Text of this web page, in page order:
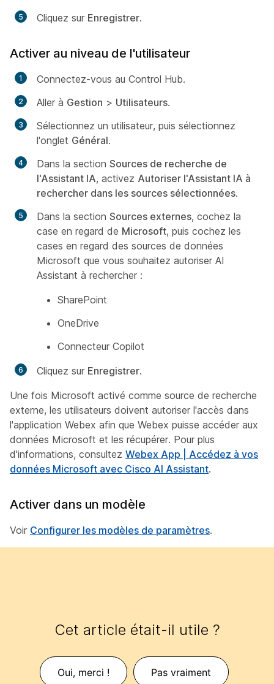
Cliquez sur Enregistrer.
Activer au niveau de l'utilisateur
Connectez-vous au Control Hub.
Aller à Gestion > Utilisateurs.
Sélectionnez un utilisateur, puis sélectionnez
l'onglet Général.
Dans la section Sources de recherche de
l'Assistant IA, activez Autoriser l'Assistant IA à
rechercher dans les sources sélectionnées.
Dans la section Sources externes, cochez la
case en regard de Microsoft, puis cochez les
cases en regard des sources de données
Microsoft que vous souhaitez autoriser AI
Assistant à rechercher :
SharePoint
OneDrive
Connecteur Copilot
Cliquez sur Enregistrer.
Une fois Microsoft activé comme source de recherche
externe, les utilisateurs doivent autoriser l'accès dans
l'application Webex afin que Webex puisse accéder aux
données Microsoft et les récupérer. Pour plus
d'informations, consultez Webex App | Accédez à vos
données Microsoft avec Cisco AI Assistant.
Activer dans un modèle
Voir Configurer les modèles de paramètres.
Cet article était-il utile ?
Oui, merci ! Pas vraiment